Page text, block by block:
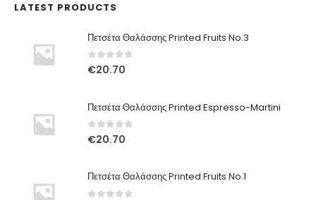
LATEST PRODUCTS
Πετσέτα Θαλάσσης Printed Fruits No.3
0out of 5
€20.70
Πετσέτα Θαλάσσης Printed Espresso-Martini
0out of 5
€20.70
Πετσέτα Θαλάσσης Printed Fruits No.1